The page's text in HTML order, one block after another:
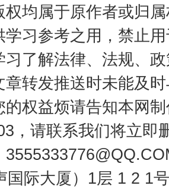
权均属于原作者或归
学习参考之用，禁止
习了解法律、法规、
章转发推送时未能及
的权益烦请告知本网
，请联系我们将立即
国际大厦）1层 1 2 1
品抗生素超标问题” 法